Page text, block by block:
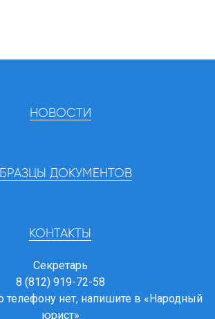
НОВОСТИ
ДОКУМЕНТОВ
КОНТАКТЫ
Секретарь
8 (812) 919-72-58
телефону нет, напишите в «Народный
юрист»